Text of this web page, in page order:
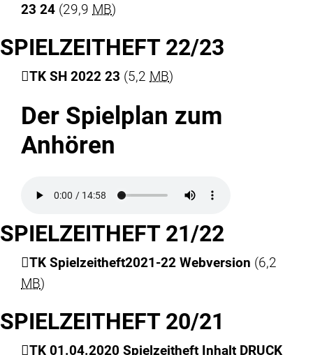
23 24 (29,9 MB)
SPIELZEITHEFT 22/23
TK SH 2022 23 (5,2 MB)
Der Spielplan zum
Anhören
SPIELZEITHEFT 21/22
TK Spielzeitheft2021-22 Webversion (6,2
MB)
SPIELZEITHEFT 20/21
TK 01.04.2020 Spielzeitheft Inhalt DRUCK